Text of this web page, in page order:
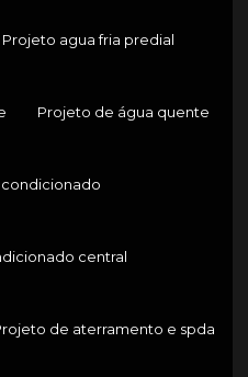
Projeto agua fria predial
Projeto de água quente
central
de aterramento e spda